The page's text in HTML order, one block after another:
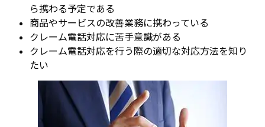
ら携わる予定である
商品やサービスの改善業務に携わっている
クレーム電話対応に苦手意識がある
クレーム電話対応を行う際の適切な対応方法を知り
たい